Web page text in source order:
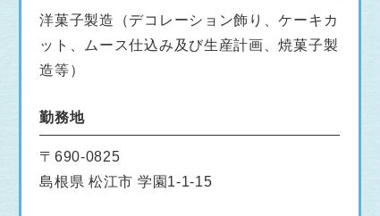
洋菓子製造（デコレーション飾り、ケーキカ
ット、ムース仕込み及び生産計画、焼菓子製
造等）
勤務地
〒690-0825
島根県 松江市 学園1-1-15